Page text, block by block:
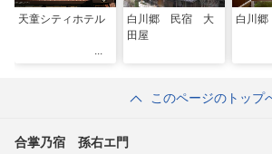
天童シティホテル
白川郷 民宿 大
田屋
白川
このページのトップ
合掌乃宿 孫右エ門